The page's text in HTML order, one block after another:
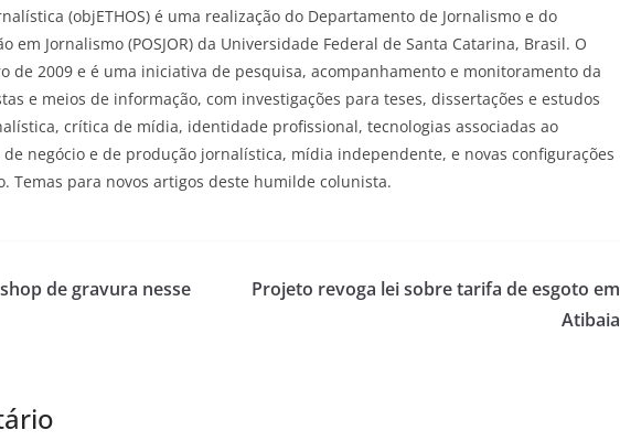
(objETHOS) é uma realização do Departamento de Jornalismo e do
em Jornalismo (POSJOR) da Universidade Federal de Santa Catarina, Brasil. O
de 2009 e é uma iniciativa de pesquisa, acompanhamento e monitoramento da
e meios de informação, com investigações para teses, dissertações e estudos
crítica de mídia, identidade profissional, tecnologias associadas ao
negócio e de produção jornalística, mídia independente, e novas configurações
Temas para novos artigos deste humilde colunista.
de gravura nesse
Projeto revoga lei sobre tarifa de esgoto em
Atibaia